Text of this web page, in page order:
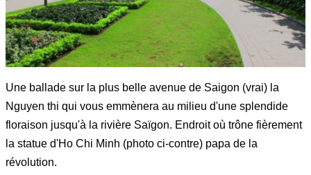
Une ballade sur la plus belle avenue de Saigon (vrai) la
Nguyen thi qui vous emmènera au milieu d'une splendide
floraison jusqu'à la rivière Saïgon. Endroit où trône fièrement
la statue d'Ho Chi Minh (photo ci-contre) papa de la
révolution.